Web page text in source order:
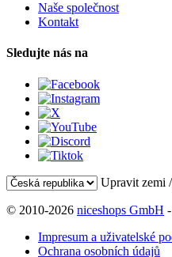
Naše společnost
Kontakt
Sledujte nás na
Upravit zemi
© 2010-2026 niceshops GmbH
Impresum a uživatelské
Ochrana osobních údajů